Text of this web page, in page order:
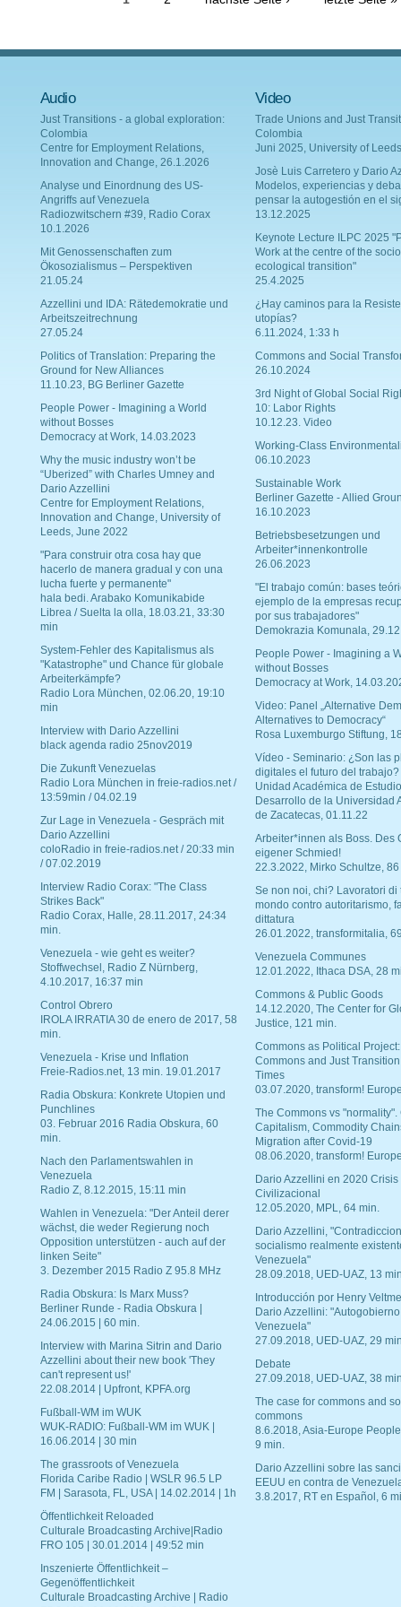
Audio
Just Transitions - a global exploration:
Colombia
Centre for Employment Relations,
Innovation and Change, 26.1.2026
Analyse und Einordnung des US-
Angriffs auf Venezuela
Radiozwitschern #39, Radio Corax
10.1.2026
Mit Genossenschaften zum
Ökosozialismus – Perspektiven
21.05.24
Azzellini und IDA: Rätedemokratie und
Arbeitszeitrechnung
27.05.24
Politics of Translation: Preparing the
Ground for New Alliances
11.10.23, BG Berliner Gazette
People Power - Imagining a World
without Bosses
Democracy at Work, 14.03.2023
Why the music industry won’t be
“Uberized” with Charles Umney and
Dario Azzellini
Centre for Employment Relations,
Innovation and Change, University of
Leeds, June 2022
"Para construir otra cosa hay que
hacerlo de manera gradual y con una
lucha fuerte y permanente"
hala bedi. Arabako Komunikabide
Librea / Suelta la olla, 18.03.21, 33:30
min
System-Fehler des Kapitalismus als
"Katastrophe" und Chance für globale
Arbeiterkämpfe?
Radio Lora München, 02.06.20, 19:10
min
Interview with Dario Azzellini
black agenda radio 25nov2019
Die Zukunft Venezuelas
Radio Lora München in freie-radios.net /
13:59min / 04.02.19
Zur Lage in Venezuela - Gespräch mit
Dario Azzellini
coloRadio in freie-radios.net / 20:33 min
/ 07.02.2019
Interview Radio Corax: "The Class
Strikes Back"
Radio Corax, Halle, 28.11.2017, 24:34
min.
Venezuela - wie geht es weiter?
Stoffwechsel, Radio Z Nürnberg,
4.10.2017, 16:37 min
Control Obrero
IROLA IRRATIA 30 de enero de 2017, 58
min.
Venezuela - Krise und Inflation
Freie-Radios.net, 13 min. 19.01.2017
Radia Obskura: Konkrete Utopien und
Punchlines
03. Februar 2016 Radia Obskura, 60
min.
Nach den Parlamentswahlen in
Venezuela
Radio Z, 8.12.2015, 15:11 min
Wahlen in Venezuela: "Der Anteil derer
wächst, die weder Regierung noch
Opposition unterstützen - auch auf der
linken Seite"
3. Dezember 2015 Radio Z 95.8 MHz
Radia Obskura: Is Marx Muss?
Berliner Runde - Radia Obskura |
24.06.2015 | 60 min.
Interview with Marina Sitrin and Dario
Azzellini about their new book 'They
can't represent us!'
22.08.2014 | Upfront, KPFA.org
Fußball-WM im WUK
WUK-RADIO: Fußball-WM im WUK |
16.06.2014 | 30 min
The grassroots of Venezuela
Florida Caribe Radio | WSLR 96.5 LP
FM | Sarasota, FL, USA | 14.02.2014 | 1h
Öffentlichkeit Reloaded
Culturale Broadcasting Archive|Radio
FRO 105 | 30.01.2014 | 49:52 min
Inszenierte Öffentlichkeit –
Gegenöffentlichkeit
Culturale Broadcasting Archive | Radio
Video
Trade Unions and Just
Colombia
Juni 2025, University of Leeds
Josè Luis Carretero y Dario
Modelos, experiencias y
pensar la autogestión en el
13.12.2025
Keynote Lecture ILPC 2025
Work at the centre of the
ecological transition"
25.4.2025
¿Hay caminos para la
utopías?
6.11.2024, 1:33 h
Commons and Social
26.10.2024
3rd Night of Global Social
10: Labor Rights
10.12.23. Video
Working-Class
06.10.2023
Sustainable Work
Berliner Gazette - Allied
16.10.2023
Betriebsbesetzungen und
Arbeiter*innenkontrolle
26.06.2023
"El trabajo común: bases
ejemplo de la empresas
por sus trabajadores"
Demokrazia Komunala,
People Power - Imagining a
without Bosses
Democracy at Work,
Video: Panel „Alternative
Alternatives to Democracy“
Rosa Luxemburgo Stiftung,
Vídeo - Seminario: ¿Son las
digitales el futuro del trabajo?
Unidad Académica de
Desarrollo de la Universidad
de Zacatecas, 01.11.22
Arbeiter*innen als Boss. Des
eigener Schmied!
22.3.2022, Mirko Schultze, 86
Se non noi, chi? Lavoratori di
mondo contro autoritarismo,
dittatura
26.01.2022, transformitalia,
Venezuela Communes
12.01.2022, Ithaca DSA, 28
Commons & Public Goods
14.12.2020, The Center for
Justice, 121 min.
Commons as Political Project:
Commons and Just
Times
03.07.2020, transform!
The Commons vs "normality".
Capitalism, Commodity
Migration after Covid-19
08.06.2020, transform!
Dario Azzellini en 2020 Crisis
Civilizacional
12.05.2020, MPL, 64 min.
Dario Azzellini,
socialismo realmente
Venezuela"
28.09.2018, UED-UAZ, 13
Introducción por Henry
Dario Azzellini:
Venezuela"
27.09.2018, UED-UAZ, 29
Debate
27.09.2018, UED-UAZ, 38
The case for commons and
commons
8.6.2018, Asia-Europe
9 min.
Dario Azzellini sobre las
EEUU en contra de
3.8.2017, RT en Español, 6